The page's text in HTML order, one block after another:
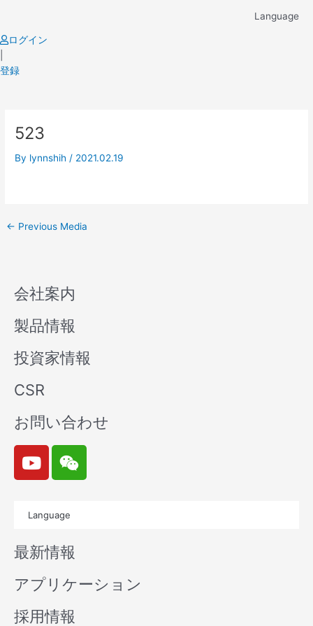
content
Language
ログイン
登録
523
By lynnshih / 2021.02.19
navigation
← Previous Media
会社案内
製品情報
投資家情報
CSR
お問い合わせ
Y
o
u
b
e
W
e
i
n
Language
最新情報
アプリケーション
採用情報